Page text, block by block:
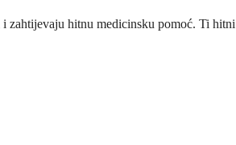
zahtijevaju hitnu medicinsku pomoć. Ti